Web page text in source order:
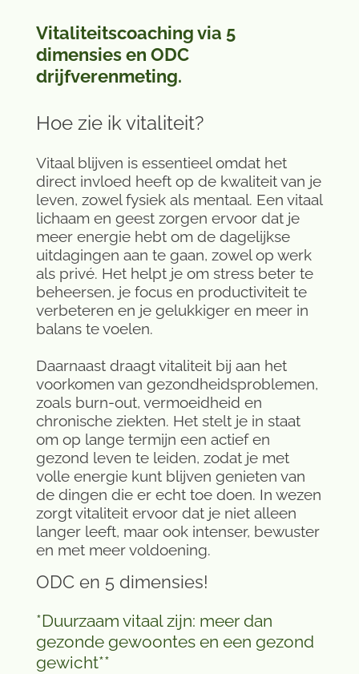
Vitaliteitscoaching via 5
dimensies en ODC
drijfverenmeting.
Hoe zie ik vitaliteit?
Vitaal blijven is essentieel omdat het
direct invloed heeft op de kwaliteit van je
leven, zowel fysiek als mentaal. Een vitaal
lichaam en geest zorgen ervoor dat je
meer energie hebt om de dagelijkse
uitdagingen aan te gaan, zowel op werk
als privé. Het helpt je om stress beter te
beheersen, je focus en productiviteit te
verbeteren en je gelukkiger en meer in
balans te voelen.
Daarnaast draagt vitaliteit bij aan het
voorkomen van gezondheidsproblemen,
zoals burn-out, vermoeidheid en
chronische ziekten. Het stelt je in staat
om op lange termijn een actief en
gezond leven te leiden, zodat je met
volle energie kunt blijven genieten van
de dingen die er echt toe doen. In wezen
zorgt vitaliteit ervoor dat je niet alleen
langer leeft, maar ook intenser, bewuster
en met meer voldoening.
ODC en 5 dimensies!
*Duurzaam vitaal zijn: meer dan
gezonde gewoontes en een gezond
gewicht**